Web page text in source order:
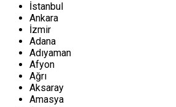
İstanbul
Ankara
İzmir
Adana
Adıyaman
Afyon
Ağrı
Aksaray
Amasya